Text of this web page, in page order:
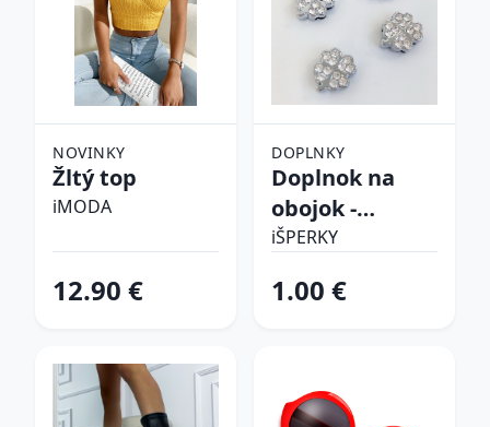
NOVINKY
Žltý top
iMODA
12.90 €
DOPLNKY
Doplnok na
obojok -
Štvorlístok
iŠPERKY
1.00 €